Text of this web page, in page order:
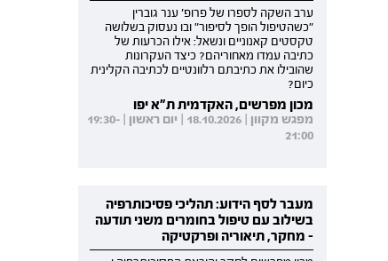
ערב השקה לספרו של פרופ' ענר גוברין
"כשהטיפול הופך לסיפור" ובו נעסוק בשלושה
טקסטים קאנוניים ונשאל: אילו הכרעות של
כתיבה עמדו מאחוריהם? כיצד העקרונות
שהובילו את כתיבתם רלוונטיים לכתיבה הקלינית
כיום?
מכון מפרשים, האקדמית ת"א יפו
מפגש מקוון | 18.10.2026 | יום ראשון | 19:30-
21:00
מעבר לסף הידוע: תהליכי פסיכותרפיה
בשילוב עם טיפול בחומרים משני תודעה
- מחקר, תיאוריה ופרקטיקה